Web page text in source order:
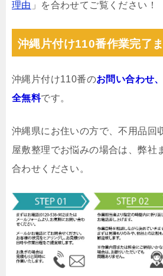
理由 」を合わせてご覧ください！
沖縄片付け110番作業完了
沖縄片付け110番のお問い合わせ
全無料です。
沖縄県にお住いの方で、不用品回
屋敷整理でお悩みの場合は、弊社
合わせください。